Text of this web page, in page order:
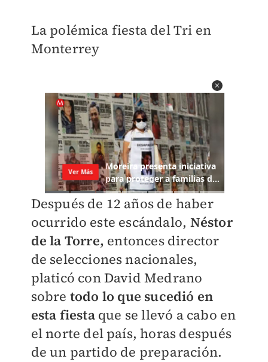
La polémica fiesta del Tri en
Monterrey
Después de 12 años de haber
ocurrido este escándalo, Néstor
de la Torre, entonces director
de selecciones nacionales,
platicó con David Medrano
sobre todo lo que sucedió en
esta fiesta que se llevó a cabo en
el norte del país, horas después
de un partido de preparación.